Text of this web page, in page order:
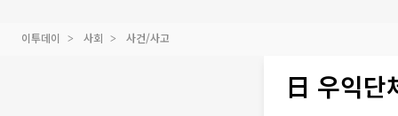
이투데이 사회 사건/사고
日 우익